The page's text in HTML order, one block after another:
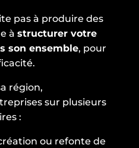
pas à produire des
à structurer votre
son ensemble, pour
région,
sur plusieurs
:
ou refonte de